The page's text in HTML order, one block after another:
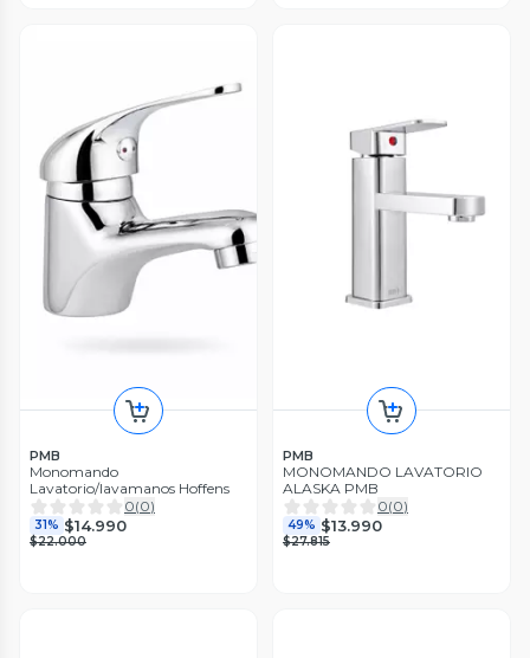
PMB
Monomando
Lavatorio/lavamanos Hoffens
0(0)
31% $14.990
$22.000
PMB
MONOMANDO LAVATORIO
ALASKA PMB
0(0)
49% $13.990
$27.815